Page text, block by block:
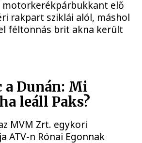
motorkerékpárbukkant elő
rakpart sziklái alól, máshol
féltonnás brit akna került
a Dunán: Mi
leáll Paks?
MVM Zrt. egykori
ATV-n Rónai Egonnak